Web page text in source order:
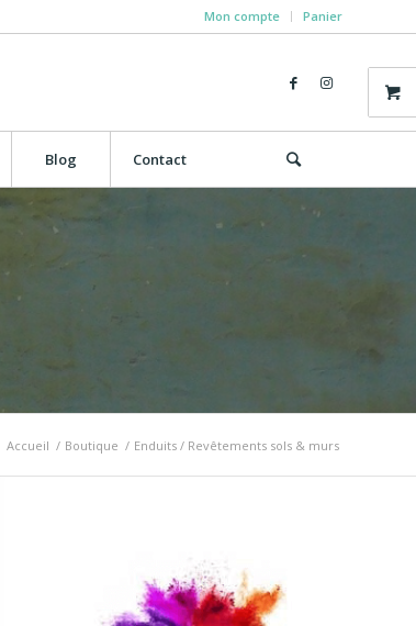
Mon compte Panier
Blog Contact
Accueil / Boutique / Enduits / Revêtements sols & murs